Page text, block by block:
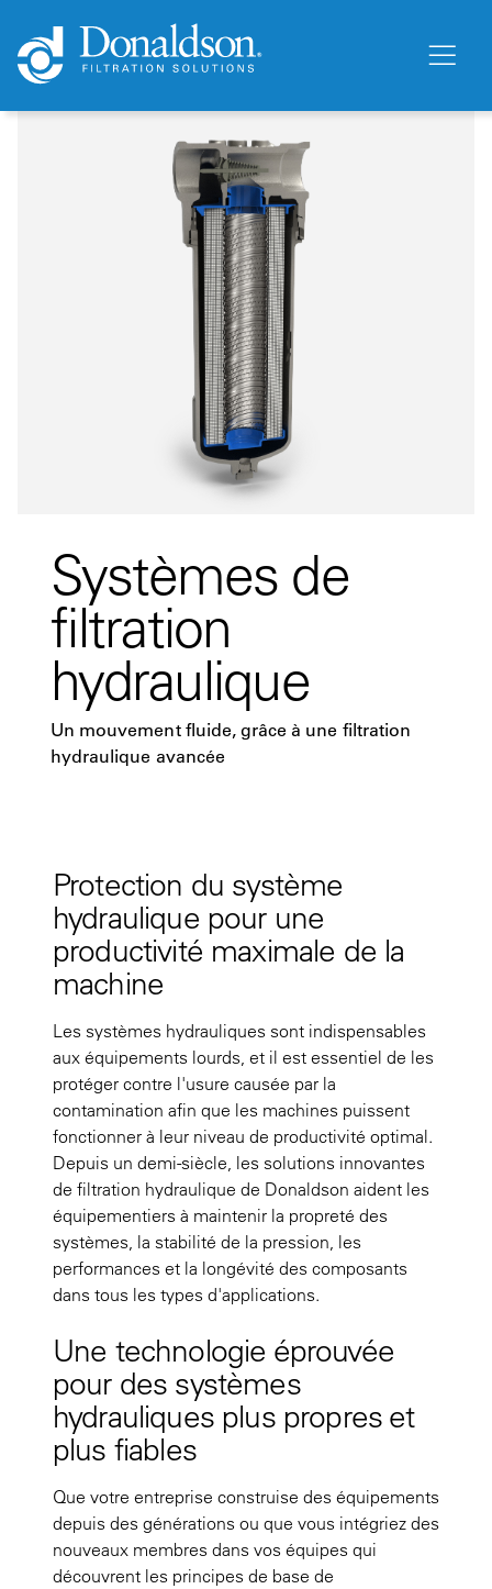
Systèmes de
filtration
hydraulique
Un mouvement fluide, grâce à une filtration
hydraulique avancée
Protection du système
hydraulique pour une
productivité maximale de la
machine
Les systèmes hydrauliques sont indispensables
aux équipements lourds, et il est essentiel de les
protéger contre l'usure causée par la
contamination afin que les machines puissent
fonctionner à leur niveau de productivité optimal.
Depuis un demi-siècle, les solutions innovantes
de filtration hydraulique de Donaldson aident les
équipementiers à maintenir la propreté des
systèmes, la stabilité de la pression, les
performances et la longévité des composants
dans tous les types d'applications.
Une technologie éprouvée
pour des systèmes
hydrauliques plus propres et
plus fiables
Que votre entreprise construise des équipements
depuis des générations ou que vous intégriez des
nouveaux membres dans vos équipes qui
découvrent les principes de base de